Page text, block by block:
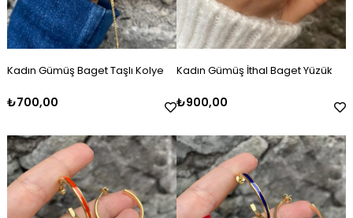
Kadın Gümüş Baget Taşlı Kolye
₺700,00
Kadın Gümüş İthal Baget Yüzük
₺900,00